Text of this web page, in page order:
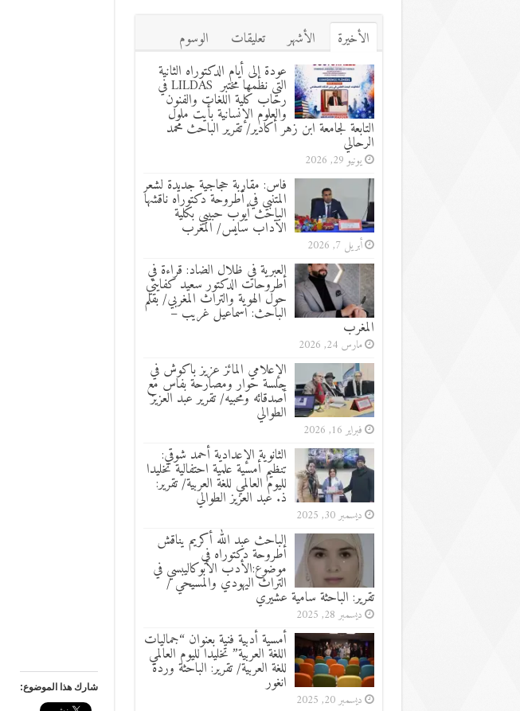
شارك هذا الموضوع:
الأخيرة الأشهر تعليقات
الوسوم
عودة إلى أيام الدكتوراه الثانية
التي نظمها مختبر LILDAS في
رحاب كلية اللغات والفنون
والعلوم الإنسانية بأيت ملول
التابعة لجامعة ابن زهر أكادير/ تقرير الباحث محمد
الرحالي
يونيو 29, 2026
فاس: مقاربة حجاجية جديدة لشعر
المتنبي في أطروحة دكتوراه ناقشها
الباحث أيوب حبيبي بكلية
الآداب سايس/ المغرب
أبريل 7, 2026
العبرية في ظلال الضاد: قراءة في
أطروحات الدكتور سعيد كفايتي
حول الهوية والتراث المغربي/ بقلم
الباحث: اسماعيل غريب –
المغرب
مارس 24, 2026
الإعلامي المائز عزيز باكوش في
جلسة حوار ومصارحة بفاس مع
أصدقائه ومحبيه/ تقرير عبد العزيز
الطوالي
فبراير 16, 2026
الثانوية الإعدادية أحمد شوقي:
تنظيم أمسية علمية احتفالية تخليدا
لليوم العالمي للغة العربية/ تقرير:
ذ. عبد العزيز الطوالي
ديسمبر 30, 2025
الباحث عبد الله أكريم يناقش
أطروحة دكتوراه في
موضوع:الأدب الأبوكاليبسي في
التراث اليهودي والمسيحي /
تقرير: الباحثة سامية عشيري
ديسمبر 28, 2025
أمسية أدبية فنية بعنوان “جماليات
اللغة العربية” تخليدا لليوم العالمي
للغة العربية/ تقرير: الباحثة وردة
انغور
ديسمبر 20, 2025